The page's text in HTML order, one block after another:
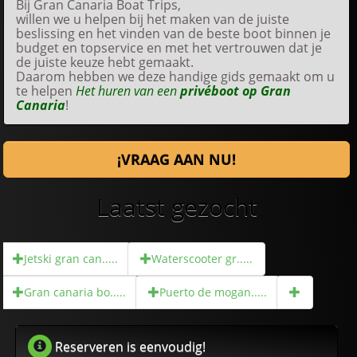
Bij Gran Canaria Boat Trips,
willen we u helpen bij het maken van de juiste
beslissing en het vinden van de beste boot binnen je
budget en topservice en met het vertrouwen dat je
de juiste keuze hebt gemaakt.
Daarom hebben we deze handige gids gemaakt om u
te helpenHet huren van eenprivéboot op Gran
Canaria!
¡VRAAG AAN NU!
Laatst gezocht
Jetski gran can..... Waterscooter gr.....
Gran canaria bo..... Puerto de mogan.....
Reserveren is eenvoudig!